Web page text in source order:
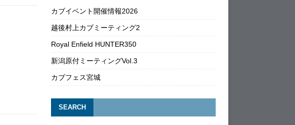
カブイベント開催情報2026
越後村上カブミーティング2
Royal Enfield HUNTER350
新潟原付ミーティングVol.3
カブフェス宮城
SEARCH